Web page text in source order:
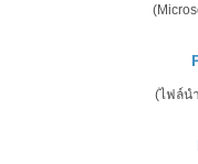
(ไฟล์น